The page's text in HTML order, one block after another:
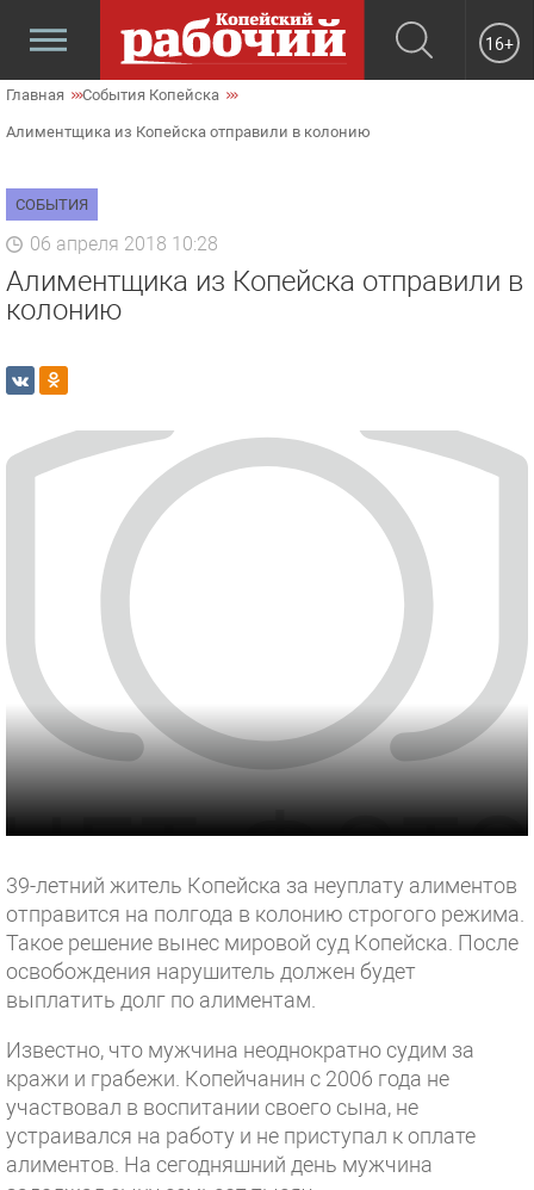
16+
Главная События Копейска
Алиментщика из Копейска отправили в колонию
СОБЫТИЯ
06 апреля 2018 10:28
Алиментщика из Копейска отправили в
колонию
39-летний житель Копейска за неуплату алиментов
отправится на полгода в колонию строгого режима.
Такое решение вынес мировой суд Копейска. После
освобождения нарушитель должен будет
выплатить долг по алиментам.
Известно, что мужчина неоднократно судим за
кражи и грабежи. Копейчанин с 2006 года не
участвовал в воспитании своего сына, не
устраивался на работу и не приступал к оплате
алиментов. На сегодняшний день мужчина